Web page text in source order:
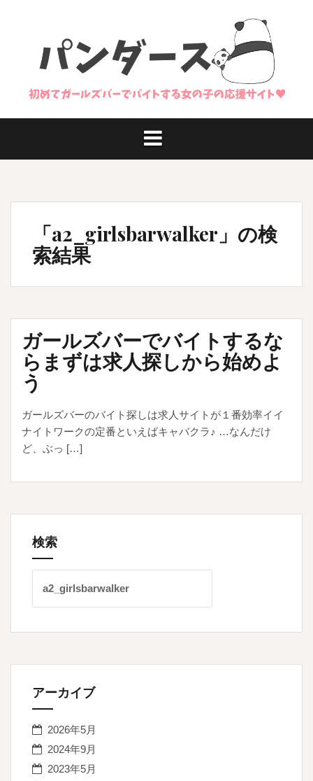
プ
「a2_girlsbarwalker 」の検
索結果
ガールズバーでバイトするな
らまずは求人探しから始めよ
う
ガールズバーのバイト探しは求人サイトが１番効率イイ
ナイトワークの定番といえばキャバクラ♪ …なんだけ
ど、ぶっ […]
検索
索:
アーカイブ
2026年5月
2024年9月
2023年5月